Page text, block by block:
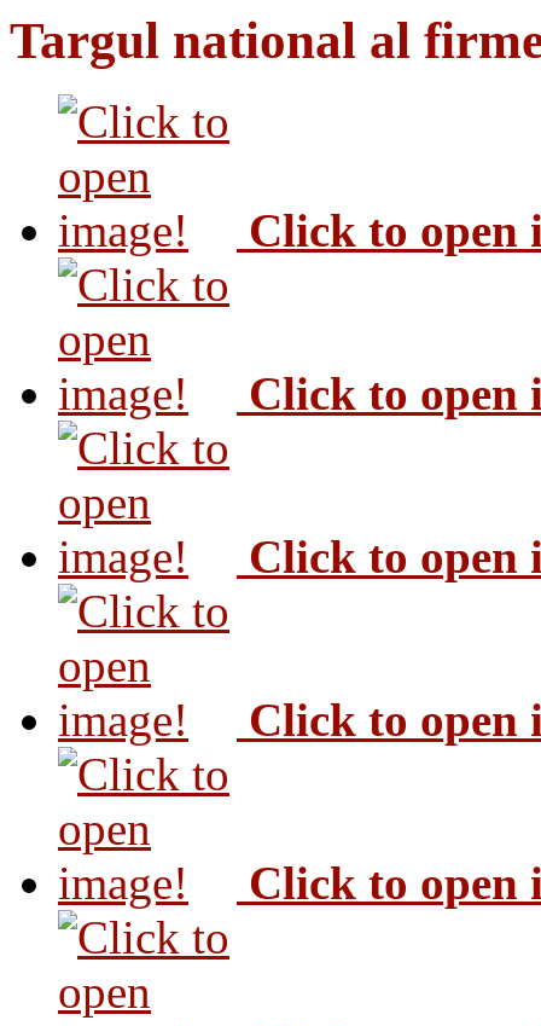
Targul national al
Click to open
Click to open
Click to open
Click to open
Click to open